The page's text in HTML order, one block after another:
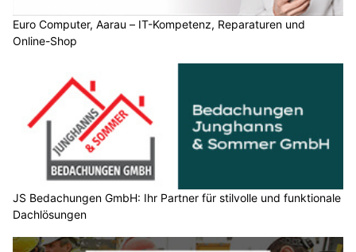
Euro Computer, Aarau – IT-Kompetenz, Reparaturen und
Online-Shop
JS Bedachungen GmbH: Ihr Partner für stilvolle und funktionale
Dachlösungen